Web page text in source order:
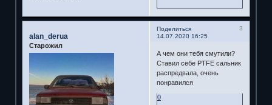
Поделиться
3
14.07.2020 16:25
alan_derua
Старожил
А чем они тебя смутили?
Ставил себе PTFE сальник
распредвала, очень
понравился
0